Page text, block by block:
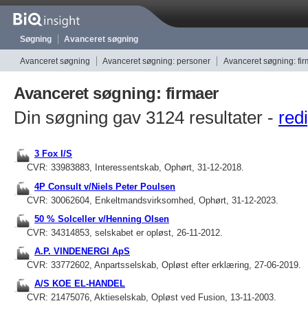
Søgning Avanceret søgning
Avanceret søgning Avanceret søgning: personer Avanceret søgning:
Avanceret søgning: firmaer
Din søgning gav 3124 resultater -
3 Fox I/S
CVR: 33983883, Interessentskab, Ophørt, 31-12-2018.
4P Consult v/Niels Peter Poulsen
CVR: 30062604, Enkeltmandsvirksomhed, Ophørt, 31-12-2023.
50 % Solceller v/Henning Olsen
CVR: 34314853, selskabet er opløst, 26-11-2012.
A.P. VINDENERGI ApS
CVR: 33772602, Anpartsselskab, Opløst efter erklæring, 27-06-2019.
A/S KOE EL-HANDEL
CVR: 21475076, Aktieselskab, Opløst ved Fusion, 13-11-2003.